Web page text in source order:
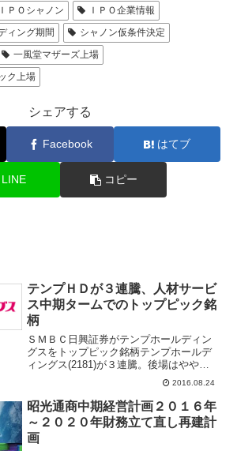
ＩＰＯシャノン
ＩＰＯ企業情報
ィング期間
シャノン仮条件決定
一風堂マザーズ上場
ク上場
シェアする
Facebook はてブ
LINE コピー
テンプＨＤが３連騰、人材サービ
ス中期タームでのトップピック銘
柄
ＳＭＢＣ日興証券がテンプホールディン
グスをトップピック銘柄テンプホールデ
ィングス(2181)が３連騰。後場はやや下
げ幅を縮小している。ＳＭＢＣ日興証券
はレポートで、２０１７年３期第１四半
期決算を踏まえて業績予想を上方修正。
同決算にて、派遣及...
2016.08.24
昭光通商中期経営計画２０１６年
～２０２０年財務立て直し再建計
画